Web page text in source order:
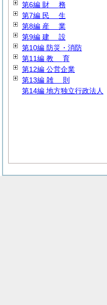
第6編 財 務
第7編 民 生
第8編 産 業
第9編 建 設
第10編 防災・消防
第11編 教 育
第12編 公営企業
第13編 雑 則
第14編 地方独立行政法人